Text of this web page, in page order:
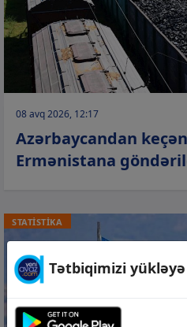
08 avq 2026, 12:17
Azərbaycandan
Ermənistana
STATİSTİKA
Tətbiqimizi